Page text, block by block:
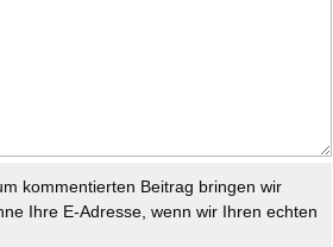
kommentierten Beitrag bringen wir
Ihre E-Adresse, wenn wir Ihren echten